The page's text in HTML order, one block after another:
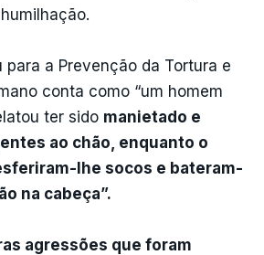
para a Prevenção da Tortura e
conta como “um homem
ter sido manietado e
ao chão, enquanto o
lhe socos e bateram-
na cabeça”.
agressões que foram